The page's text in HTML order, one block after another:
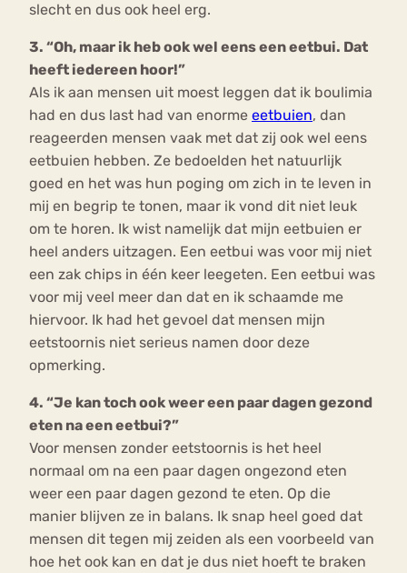
slecht en dus ook heel erg.
3. “Oh, maar ik heb ook wel eens een eetbui. Dat
heeft iedereen hoor!”
Als ik aan mensen uit moest leggen dat ik boulimia
had en dus last had van enorme eetbuien, dan
reageerden mensen vaak met dat zij ook wel eens
eetbuien hebben. Ze bedoelden het natuurlijk
goed en het was hun poging om zich in te leven in
mij en begrip te tonen, maar ik vond dit niet leuk
om te horen. Ik wist namelijk dat mijn eetbuien er
heel anders uitzagen. Een eetbui was voor mij niet
een zak chips in één keer leegeten. Een eetbui was
voor mij veel meer dan dat en ik schaamde me
hiervoor. Ik had het gevoel dat mensen mijn
eetstoornis niet serieus namen door deze
opmerking.
4. “Je kan toch ook weer een paar dagen gezond
eten na een eetbui?”
Voor mensen zonder eetstoornis is het heel
normaal om na een paar dagen ongezond eten
weer een paar dagen gezond te eten. Op die
manier blijven ze in balans. Ik snap heel goed dat
mensen dit tegen mij zeiden als een voorbeeld van
hoe het ook kan en dat je dus niet hoeft te braken